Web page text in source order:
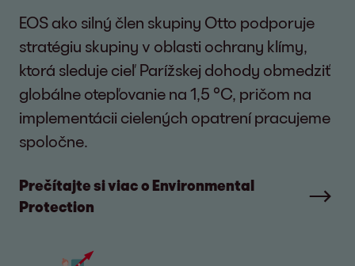
EOS ako silný člen skupiny Otto podporuje
stratégiu skupiny v oblasti ochrany klímy,
ktorá sleduje cieľ Parížskej dohody obmedziť
globálne otepľovanie na 1,5 °C, pričom na
implementácii cielených opatrení pracujeme
spoločne.
Prečítajte si viac o Environmental
Protection